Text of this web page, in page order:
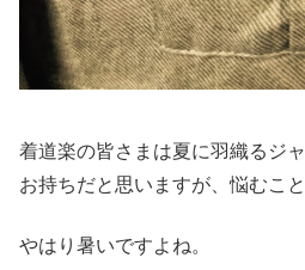
着道楽の皆さまは夏に羽織るジ
お持ちだと思いますが、悩むこ
やはり暑いですよね。